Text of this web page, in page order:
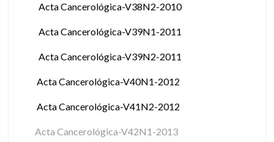
Acta Cancerológica-V38N2-2010
Acta Cancerológica-V39N1-2011
Acta Cancerológica-V39N2-2011
Acta Cancerológica-V40N1-2012
Acta Cancerológica-V41N2-2012
Acta Cancerológica-V42N1-2013